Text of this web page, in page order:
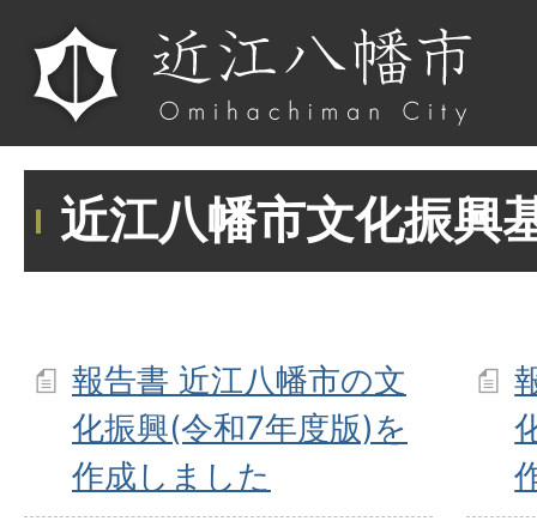
近江八幡市文化振興
報告書 近江八幡市の文
化振興(令和7年度版)を
作成しました